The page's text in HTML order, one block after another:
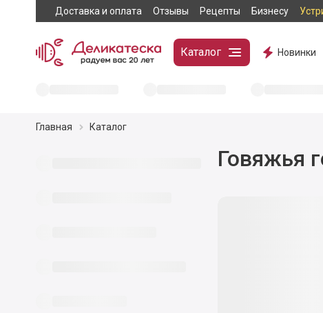
Доставка и оплата Отзывы Рецепты Бизнесу
Каталог Новинки
Главная Каталог
Говяжья